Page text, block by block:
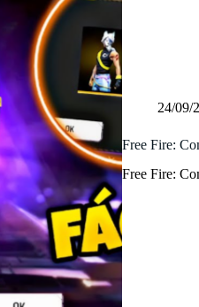
24/09/
Free Fire:
Free Fire: